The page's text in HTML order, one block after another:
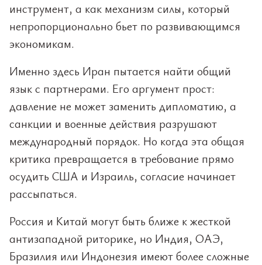
инструмент, а как механизм силы, который
непропорционально бьет по развивающимся
экономикам.
Именно здесь Иран пытается найти общий
язык с партнерами. Его аргумент прост:
давление не может заменить дипломатию, а
санкции и военные действия разрушают
международный порядок. Но когда эта общая
критика превращается в требование прямо
осудить США и Израиль, согласие начинает
рассыпаться.
Россия и Китай могут быть ближе к жесткой
антизападной риторике, но Индия, ОАЭ,
Бразилия или Индонезия имеют более сложные